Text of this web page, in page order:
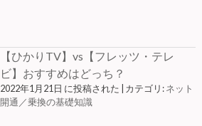
【ひかりTV】vs【フレッツ・テレ
ビ】おすすめはどっち？
2022年1月21日 に投稿された カテゴリ:ネット
開通／乗換の基礎知識